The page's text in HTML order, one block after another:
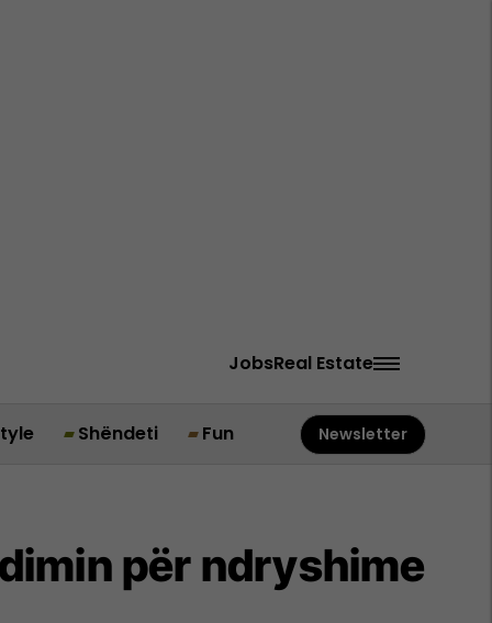
JobsReal Estate
Shëndeti Fun Newsletter
për ndryshime